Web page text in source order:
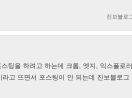
진보블로
스팅을 하려고 하는데 크롬, 엣지, 익스플로
라고 뜨면서 포스팅이 안 되는데 진보블로